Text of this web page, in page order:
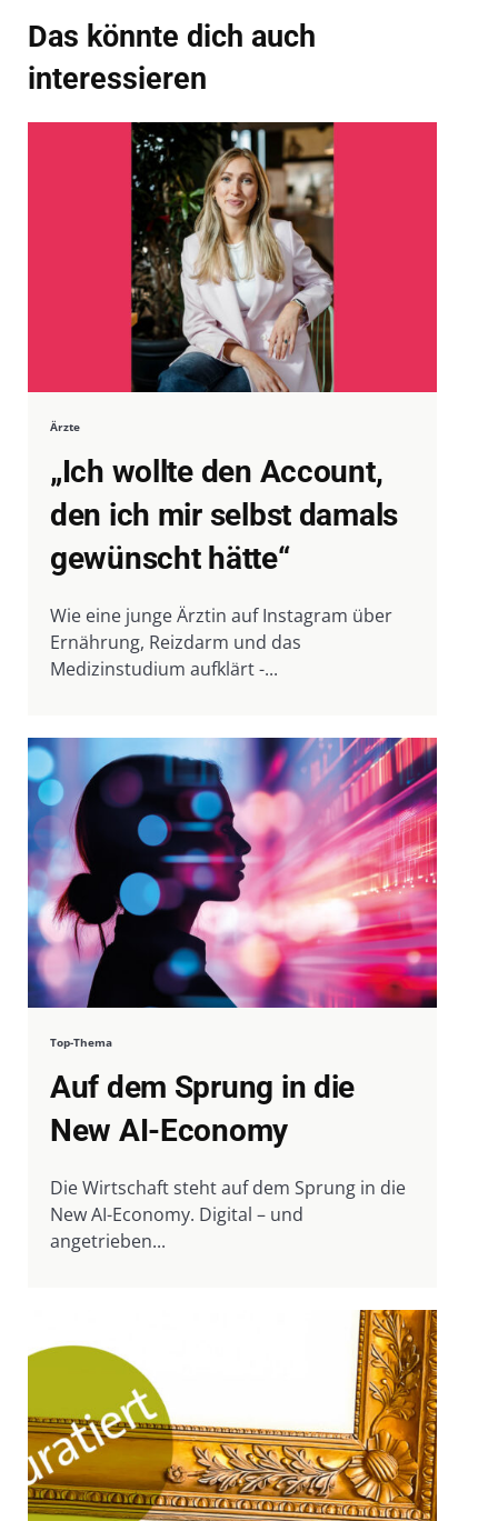
Das könnte dich auch
interessieren
Ärzte
„Ich wollte den Account,
den ich mir selbst damals
gewünscht hätte“
Wie eine junge Ärztin auf Instagram über
Ernährung, Reizdarm und das
Medizinstudium aufklärt -...
Top-Thema
Auf dem Sprung in die
New AI-Economy
Die Wirtschaft steht auf dem Sprung in die
New AI-Economy. Digital – und
angetrieben...